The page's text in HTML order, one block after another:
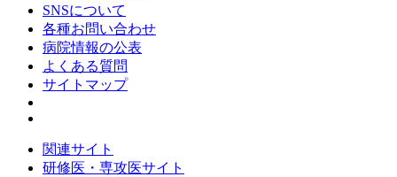
SNSについて
各種お問い合わせ
病院情報の公表
よくある質問
サイトマップ
関連サイト
研修医・専攻医サイト